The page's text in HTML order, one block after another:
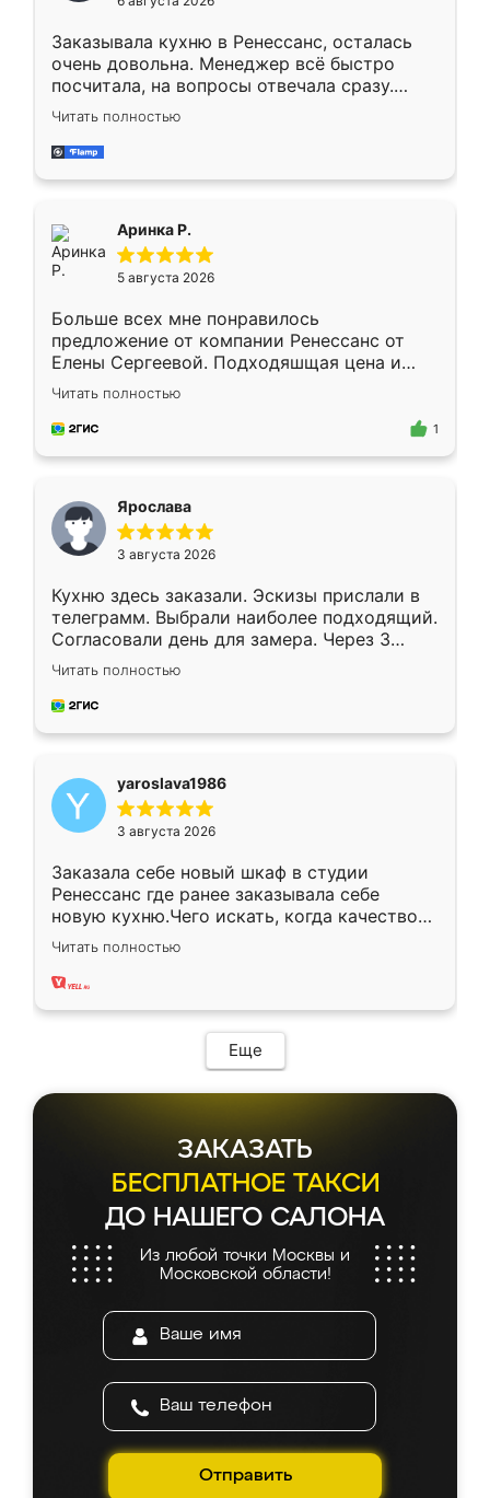
мебели буду заказывать только здесь.
Заказывала кухню в Ренессанс, осталась
очень довольна. Менеджер всё быстро
посчитала, на вопросы отвечала сразу.
Замерщик приехал в субботу, подошёл к
делу со всей ответственностью. Собрали
за день, ребята работали аккуратно, даже
Читать полностью
Аринка Р.
5 августа 2026
Больше всех мне понравилось
предложение от компании Ренессанс от
Елены Сергеевой. Подходяшщая цена и
короткие сроки изготовления. Приехавший
для замера сотрудник Владислав
предложил по моему эскизу самый
Читать полностью
1
Ярослава
3 августа 2026
Кухню здесь заказали. Эскизы прислали в
телеграмм. Выбрали наиболее подходящий.
Согласовали день для замера. Через 3
недели кухня была уже готова. Остались
довольны работой. Спасибо Ренессанс
мебель за качественную работу!
Читать полностью
yaroslava1986
3 августа 2026
Заказала себе новый шкаф в студии
Ренессанс где ранее заказывала себе
новую кухню.Чего искать, когда качеством
вполне довольна. Служит кухня уже почти
два года, нареканий нет.
Читать полностью
Еще
ЗАКАЗАТЬ
БЕСПЛАТНОЕ ТАКСИ
ДО НАШЕГО САЛОНА
Из любой точки Москвы и
Московской области!
Отправить